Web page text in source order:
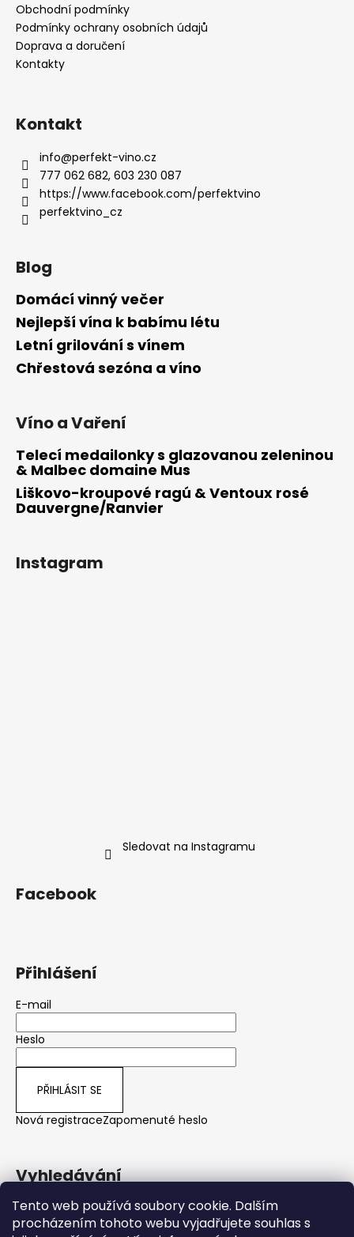
Tento web používá soubory cookie. Dalším
procházením tohoto webu vyjadřujete souhlas s
Obchodní podmínky
Podmínky ochrany osobních údajů
Doprava a doručení
Kontakty
Kontakt
info@perfekt-vino.cz
777 062 682, 603 230 087
https://www.facebook.com/perfektvino
perfektvino_cz
Blog
Domácí vinný večer
Nejlepší vína k babímu létu
Letní grilování s vínem
Chřestová sezóna a víno
Víno a Vaření
Telecí medailonky s glazovanou zeleninou
& Malbec domaine Mus
Liškovo-kroupové ragú & Ventoux rosé
Dauvergne/Ranvier
Instagram
Sledovat na Instagramu
Facebook
Přihlášení
E-mail
Heslo
PŘIHLÁSIT SE
Nová registraceZapomenuté heslo
Vyhledávání
HLEDAT